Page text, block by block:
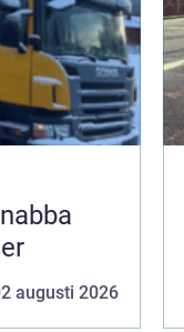
augusti 2026